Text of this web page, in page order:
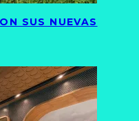
SUS NUEVAS